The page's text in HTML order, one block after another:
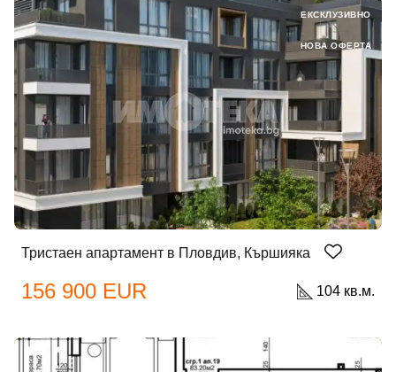
Тристаен апартамент в Пловдив, Кършияка
156 900 EUR 104 кв.м.
ЕКСКЛУЗИВНО
НОВА ОФЕРТА
ЕКСКЛУЗИВНО